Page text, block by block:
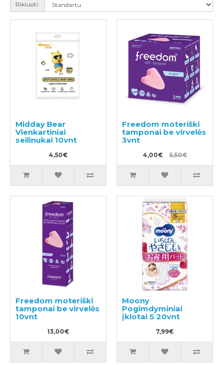
Rikiuoti:
Midday Bear
Vienkartiniai
seilinukai 10vnt
4,50€
Freedom moteriški
tamponai be virvelės
3vnt
4,00€ 5,50€
Freedom moteriški
tamponai be virvelės
10vnt
13,00€
Moony
Pogimdyminiai
įklotai S 20vnt
7,99€